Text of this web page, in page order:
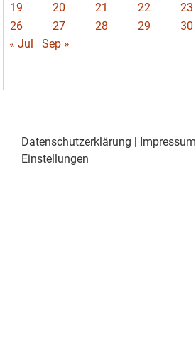
19
20 21 22 23
26
27 28 29 30
« Jul
Sep »
Datenschutzerklärung | Impressum
Einstellungen